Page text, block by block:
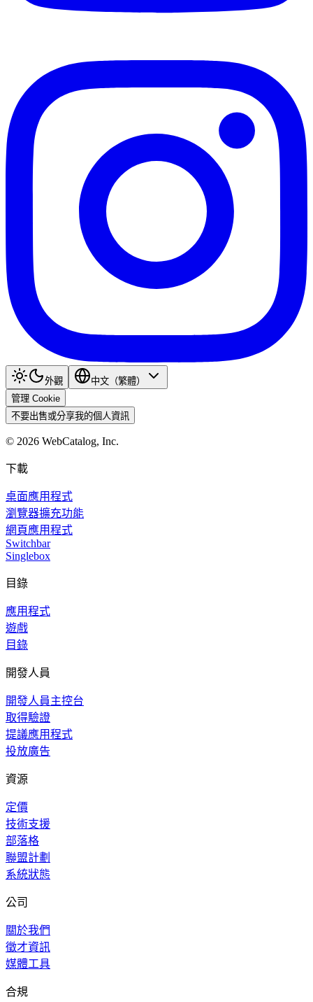
外觀
中文（繁體）
管理 Cookie
不要出售或分享我的個人資訊
© 2026 WebCatalog, Inc.
下載
桌面應用程式
瀏覽器擴充功能
網頁應用程式
Switchbar
Singlebox
目錄
應用程式
遊戲
目錄
開發人員
開發人員主控台
取得驗證
提議應用程式
投放廣告
資源
定價
技術支援
部落格
聯盟計劃
系統狀態
公司
關於我們
徵才資訊
媒體工具
合規